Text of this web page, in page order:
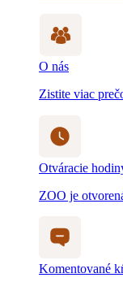
Otváracie hodiny
ZOO je
Komentované
Cez víkendy a
Občerstvenie
Nenecháme Vás